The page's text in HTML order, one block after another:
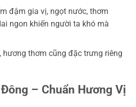
đậm gia vị, ngọt nước, thơm
ngon khiến người ta khó mà
thơm cũng đặc trưng riêng
– Chuẩn Hương Vị